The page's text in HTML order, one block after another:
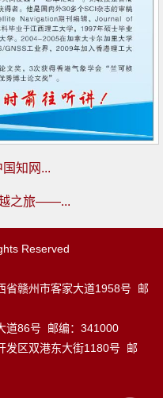
知网...
越之旅——...
Reserved
省赣州市客家大道1958号 邮
道86号 邮编：341000
发区双港东大街1180号 邮